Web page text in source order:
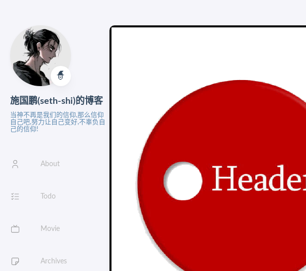
🧙‍
施国鹏(seth-shi)的博客
当神不再是我们的信仰,那么信仰
自己吧,努力让自己变好,不辜负自
己的信仰!
About
Todo
Movie
Archives